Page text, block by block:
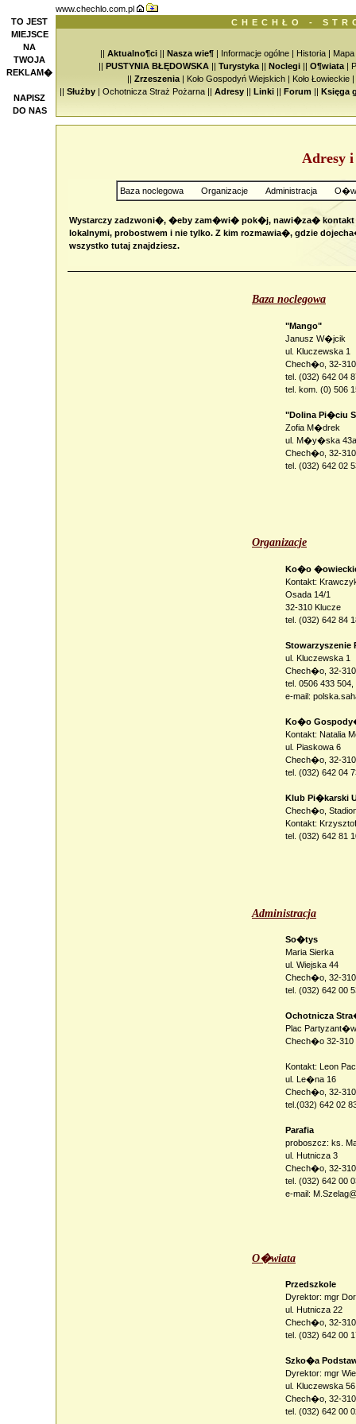
TO JEST
MIEJSCE
NA
TWOJA
REKLAM�
NAPISZ
DO NAS
www.chechlo.com.pl
CHECHŁO -
|| Aktualno¶ci || Nasza wie¶ | Informacje ogólne | Historia | Mapa
|| PUSTYNIA BŁĘDOWSKA || Turystyka || Noclegi || O¶wiata |
|| Zrzeszenia | Koło Gospodyń Wiejskich | Koło Łowieckie |
|| Służby | Ochotnicza Straż Pożarna || Adresy || Linki || Forum || Księga
Adresy
Baza noclegowa Organizacje Administracja
Wystarczy zadzwoni�, �eby zam�wi� pok�j, nawi�za� kontakt
lokalnymi, probostwem i nie tylko. Z kim rozmawia�, gdzie
wszystko tutaj znajdziesz.
Baza noclegowa
"Mango"
Janusz W�jcik
ul. Kluczewska 1
Chech�o, 32-
tel. (032) 642 04
tel. kom. (0) 506
"Dolina Pi�ciu
Zofia M�drek
ul. M�y�ska 43a
Chech�o, 32-
tel. (032) 642 02
Organizacje
Ko�o
Kontakt:
Osada 14/1
32-310 Klucze
tel. (032) 642 84
Stowarzyszenie
ul. Kluczewska 1
Chech�o, 32-
tel. 0506 433
e-mail:
Ko�o
Kontakt: Natalia
ul. Piaskowa 6
Chech�o, 32-
tel. (032) 642 04
Klub Pi�karski
Chech�o,
Kontakt:
tel. (032) 642 81
Administracja
So�tys
Maria Sierka
ul. Wiejska 44
Chech�o, 32-
tel. (032) 642 00
Ochotnicza
Plac Partyzant�w
Chech�o 32-310
Kontakt: Leon
ul. Le�na 16
Chech�o, 32-
tel.(032) 642 02
Parafia
proboszcz: ks.
ul. Hutnicza 3
Chech�o, 32-
tel. (032) 642 00
e-mail:
O�wiata
Przedszkole
Dyrektor: mgr
ul. Hutnicza 22
Chech�o, 32-
tel. (032) 642 00
Szko�a
Dyrektor: mgr
ul. Kluczewska 56
Chech�o, 32-
tel. (032) 642 00